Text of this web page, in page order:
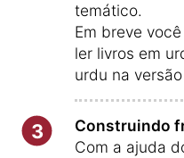
temático.
Em breve
ler livros em
urdu na
3
Construindo
Com a ajuda